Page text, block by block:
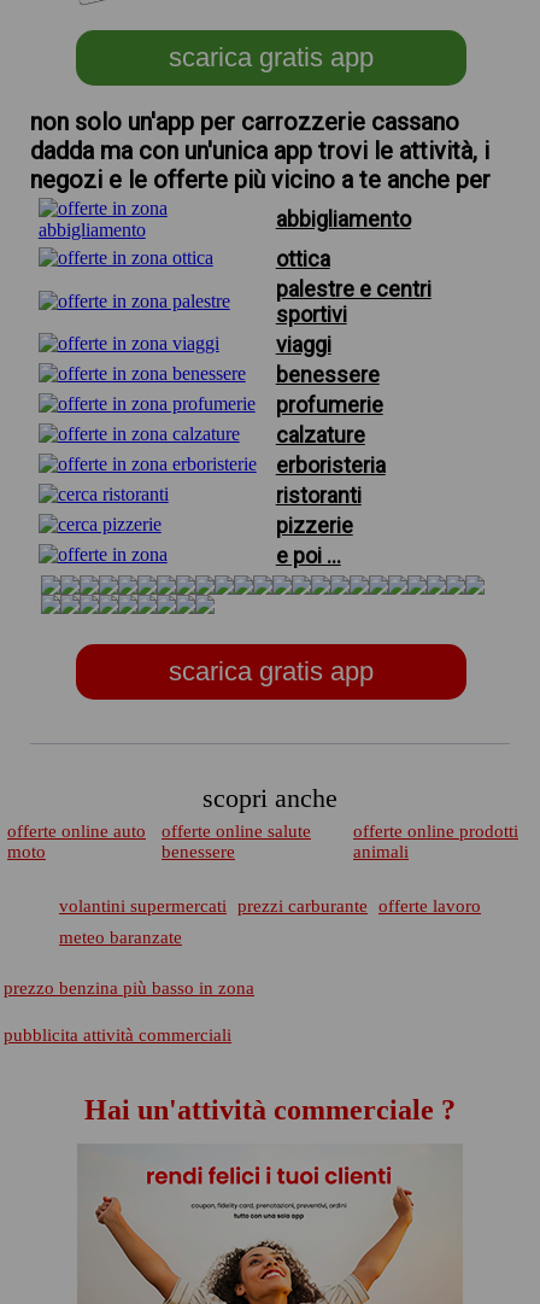
scarica gratis app
non solo un'app per carrozzerie cassano
dadda ma con un'unica app trovi le attività, i
negozi e le offerte più vicino a te anche per
abbigliamento
ottica
palestre e centri
sportivi
viaggi
benessere
profumerie
calzature
erboristeria
ristoranti
pizzerie
e poi ...
scarica gratis app
scopri anche
offerte online auto
moto
offerte online salute
benessere
offerte online prodotti
animali
volantini supermercati prezzi carburante
offerte lavoro
meteo baranzate
prezzo benzina più basso in zona
pubblicita attività commerciali
Hai un'attività commerciale ?